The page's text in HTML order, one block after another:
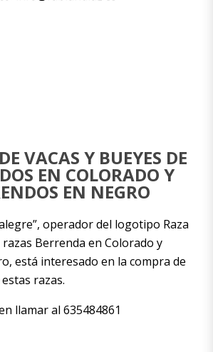
VACAS Y BUEYES DE
EN COLORADO Y
EN NEGRO
operador del logotipo Raza
Berrenda en Colorado y
está interesado en la compra de
razas.
llamar al 635484861